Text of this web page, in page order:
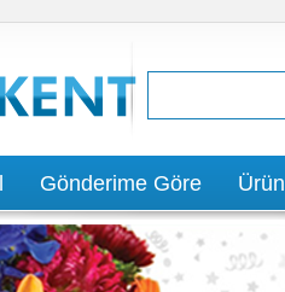
Gönderime Göre